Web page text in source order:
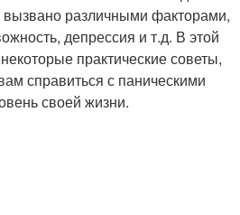
различными факторами,
депрессия и т.д. В этой
практические советы,
справиться с паническими
своей жизни.